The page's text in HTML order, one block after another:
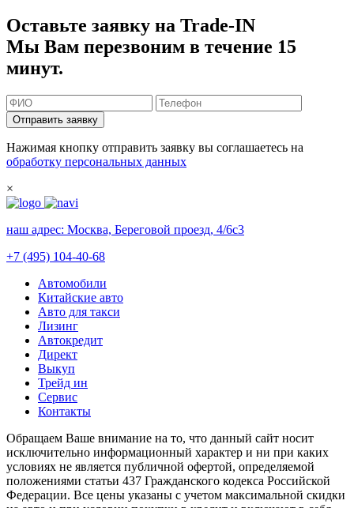
Оставьте заявку на Trade-IN
Мы Вам перезвоним в течение 15
минут.
Отправить заявку
Нажимая кнопку отправить заявку вы соглашаетесь на
обработку персональных данных
×
наш адрес: Москва, Береговой проезд, 4/6с3
+7 (495) 104-40-68
Автомобили
Китайские авто
Авто для такси
Лизинг
Автокредит
Директ
Выкуп
Трейд ин
Сервис
Контакты
Обращаем Ваше внимание на то, что данный сайт носит
исключительно информационный характер и ни при каких
условиях не является публичной офертой, определяемой
положениями статьи 437 Гражданского кодекса Российской
Федерации. Все цены указаны с учетом максимальной скидки